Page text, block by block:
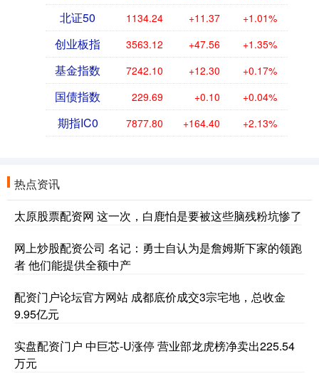
北证50 1134.24 +11.37 +1.01%
创业板指 3563.12 +47.56 +1.35%
基金指数 7242.10 +12.30 +0.17%
国债指数 229.69 +0.10 +0.04%
期指IC0 7877.80 +164.40 +2.13%
热点资讯
太原股票配资网 这一次，白鹿怕是要被这些脑残粉坑惨了
网上炒股配资公司 名记：勇士自认为是詹姆斯下家的领跑
者 他们能提供全额中产
配资门户论坛官方网站 成都底价成交3宗宅地，总收金
9.95亿元
实盘配资门户 中巨芯-U涨停 营业部龙虎榜净卖出225.54
万元